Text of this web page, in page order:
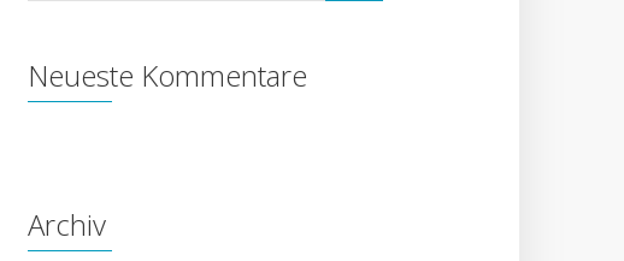
Neueste Kommentare
Archiv